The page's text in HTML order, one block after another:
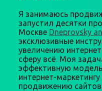
Я занимаюсь
запустил десятки
Москве Dneprovsky
эксклюзивные
увеличению
сферу всё. Моя
эффективную
интернет-
продвижению